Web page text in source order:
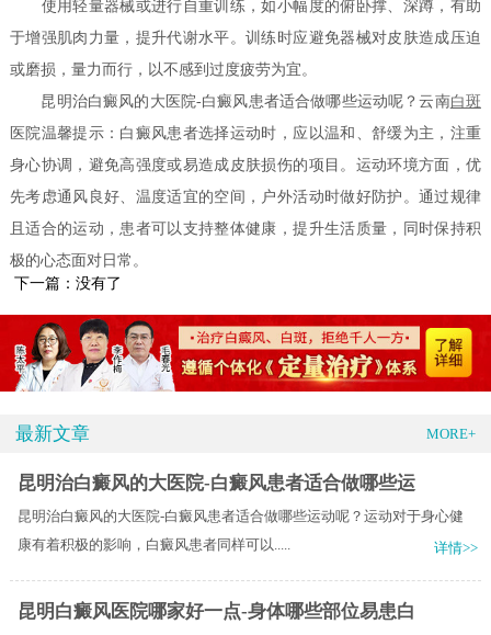
使用轻量器械或进行自重训练，如小幅度的俯卧撑、深蹲，有助
于增强肌肉力量，提升代谢水平。训练时应避免器械对皮肤造成压迫
或磨损，量力而行，以不感到过度疲劳为宜。
昆明治白癜风的大医院-白癜风患者适合做哪些运动呢？云南白斑
医院温馨提示：白癜风患者选择运动时，应以温和、舒缓为主，注重
身心协调，避免高强度或易造成皮肤损伤的项目。运动环境方面，优
先考虑通风良好、温度适宜的空间，户外活动时做好防护。通过规律
且适合的运动，患者可以支持整体健康，提升生活质量，同时保持积
极的心态面对日常。
下一篇：没有了
最新文章 MORE+
昆明治白癜风的大医院-白癜风患者适合做哪些运
昆明治白癜风的大医院-白癜风患者适合做哪些运动呢？运动对于身心健
康有着积极的影响，白癜风患者同样可以.....
详情>>
昆明白癜风医院哪家好一点-身体哪些部位易患白